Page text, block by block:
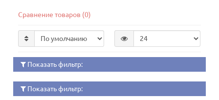
Сравнение товаров (0)
Показать фильтр:
Показать фильтр: